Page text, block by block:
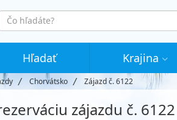
Hľadať Krajina
Chorvátsko Zájazd č. 6122
zájazdu č. 6122